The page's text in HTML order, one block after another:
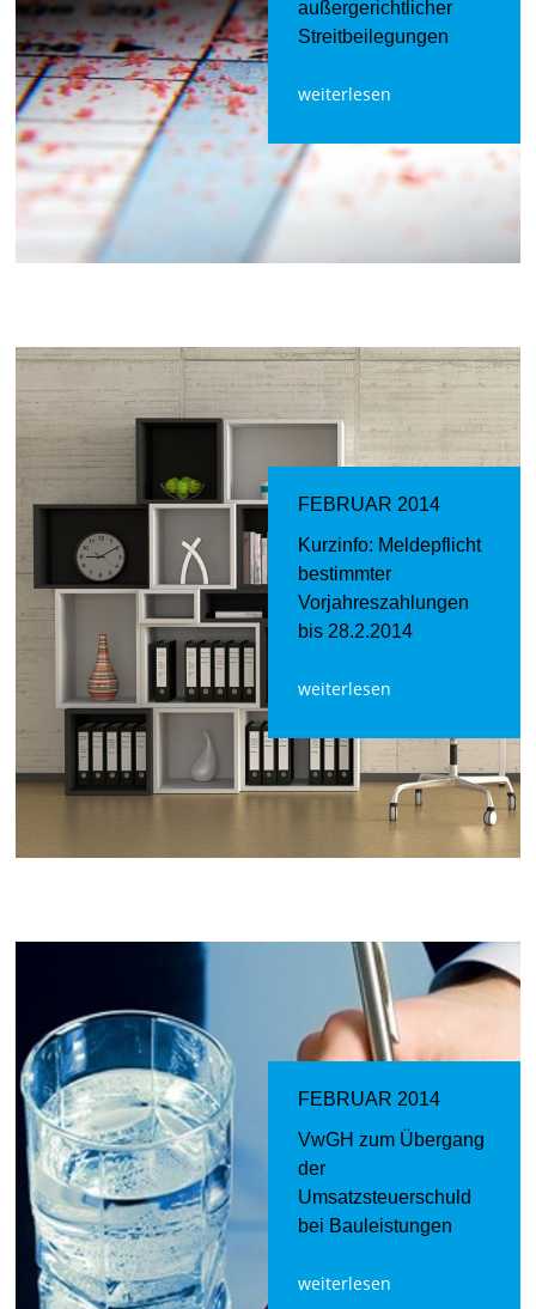
außergerichtlicher
Streitbeilegungen
weiterlesen
FEBRUAR 2014
Kurzinfo: Meldepflicht
bestimmter
Vorjahreszahlungen
bis 28.2.2014
weiterlesen
FEBRUAR 2014
VwGH zum Übergang
der
Umsatzsteuerschuld
bei Bauleistungen
weiterlesen